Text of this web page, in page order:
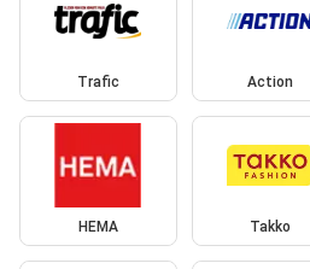
Trafic Action
HEMA Takko